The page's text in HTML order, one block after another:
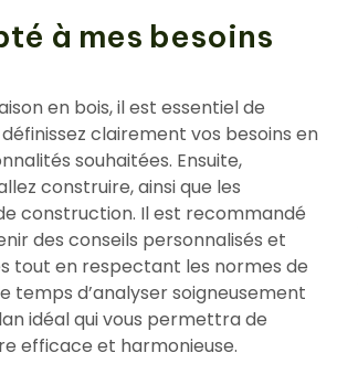
à mes besoins
en bois, il est essentiel de
clairement vos besoins en
souhaitées. Ensuite,
construire, ainsi que les
construction. Il est recommandé
des conseils personnalisés et
tout en respectant les normes de
temps d’analyser soigneusement
idéal qui vous permettra de
efficace et harmonieuse.